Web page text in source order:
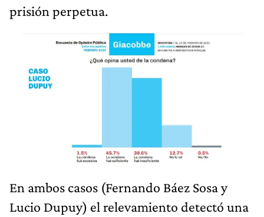
prisión perpetua.
En ambos casos (Fernando Báez Sosa y
Lucio Dupuy) el relevamiento detectó una